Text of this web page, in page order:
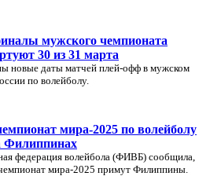
мужского чемпионата
30 из 31 марта
новые даты матчей плей-офф в мужском
по волейболу.
мира-2025 по волейболу
Филиппинах
федерация волейбола (ФИВБ) сообщила,
мира-2025 примут Филиппины.